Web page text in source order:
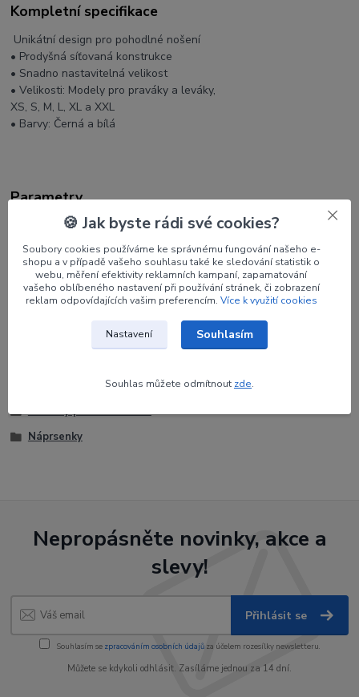
Kompletní specifikace
Unikátní design pro pohodlné nošení
• Prodyšná síťovaná konstrukce
• Snadno nastavitelná velikost
• Velikosti: Modely pro praváky a leváky,
XS, S, M, L, XL a XXL
• Barvy: Černá a bílá
Parametry
Easton
Orientace RH
Velikost XXL
Zboží zařazeno v kategoriích
Potřeby pro lukostřelce
Náprsenky
Nepropásněte novinky, akce a
slevy!
Přihlásit se
Souhlasím se zpracováním osobních údajůza účelem rozesílky newsletteru.
Můžete se kdykoli odhlásit. Zasíláme jednou za 14 dní.
🍪 Jak byste rádi své cookies?
Soubory cookies používáme ke správnému fungování našeho e-
shopu a v případě vašeho souhlasu také ke sledování statistik o
webu, měření efektivity reklamních kampaní, zapamatování
vašeho oblíbeného nastavení při používání stránek, či zobrazení
reklam odpovídajících vašim preferencím. Více k využití cookies
Nastavení Souhlasím
Souhlas můžete odmítnout zde.